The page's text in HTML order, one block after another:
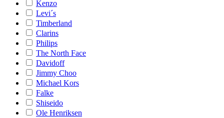
Kenzo
Levi´s
Timberland
Clarins
Philips
The North Face
Davidoff
Jimmy Choo
Michael Kors
Falke
Shiseido
Ole Henriksen